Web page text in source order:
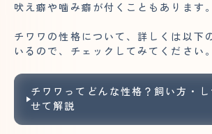
吠え癖や噛み癖が付くこともあります。
チワワの性格について、詳しくは以下
いるので、チェックしてみてください。
チワワってどんな性格？飼い方・
せて解説